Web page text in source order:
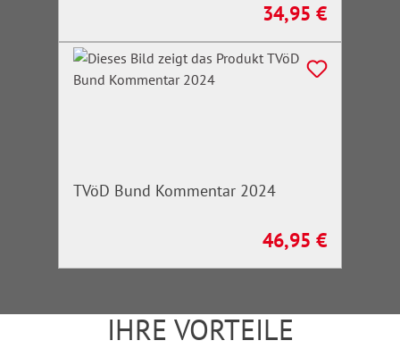
Regulärer Preis:
34,95 €
TVöD Bund Kommentar 2024
Regulärer Preis:
46,95 €
IHRE VORTEILE